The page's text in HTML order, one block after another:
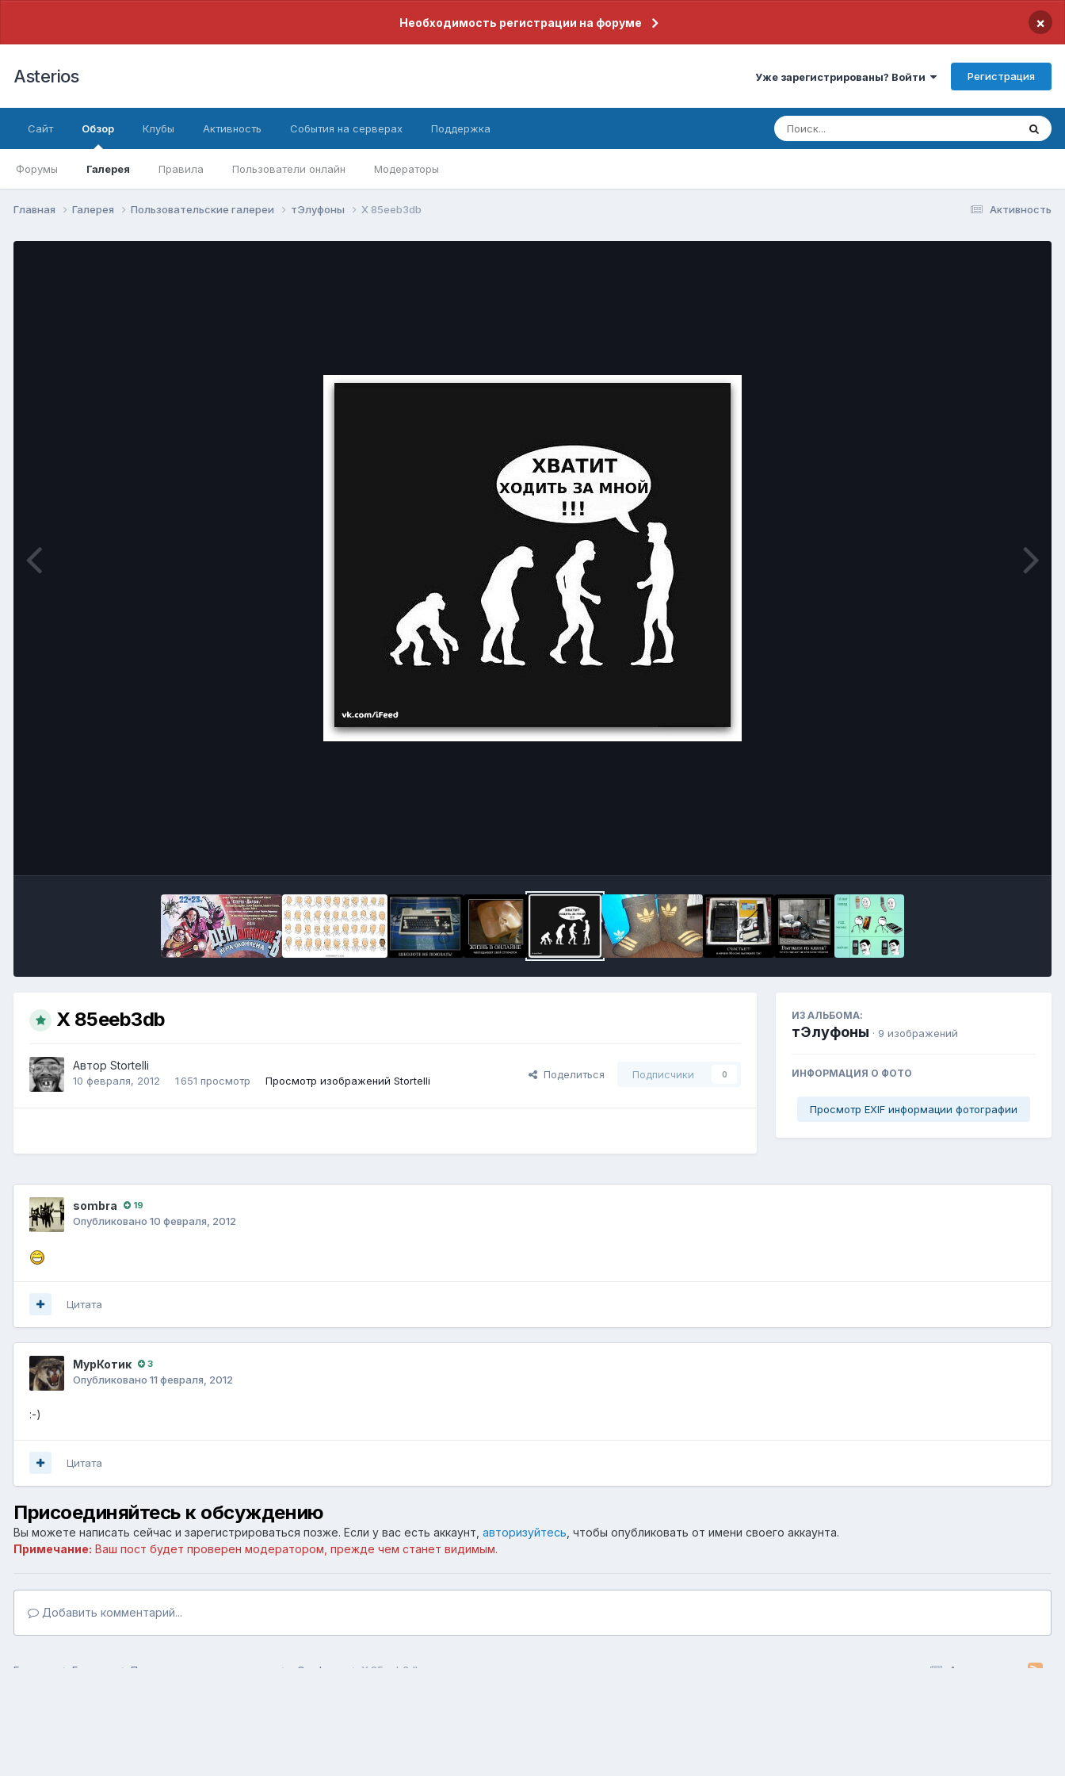
Необходимость регистрации на форуме ×
Asterios Уже зарегистрированы? Войти Регистрация
Сайт Обзор
Форумы Галерея Правила Пользователи онлайн Модераторы
Клубы Активность События на серверах Поддержка
Активность
Главная Галерея Пользовательские галереи тЭлуфоны X 85eeb3db
X 85eeb3db
Автор Stortelli
10 февраля, 2012 1 651 просмотр Просмотр изображений Stortelli
Поделиться Подписчики 0
ИЗ АЛЬБОМА:
тЭлуфоны · 9 изображений
ИНФОРМАЦИЯ О ФОТО
Просмотр EXIF информации фотографии
sombra 19
Опубликовано 10 февраля, 2012
Цитата
МурКотик 3
Опубликовано 11 февраля, 2012
:-)
Цитата
Присоединяйтесь к обсуждению
Вы можете написать сейчас и зарегистрироваться позже. Если у вас есть аккаунт, авторизуйтесь , чтобы опубликовать от имени своего аккаунта.
Примечание: Ваш пост будет проверен модератором, прежде чем станет видимым.
Добавить комментарий...
Активность
Главная Галерея Пользовательские галереи тЭлуфоны X 85eeb3db